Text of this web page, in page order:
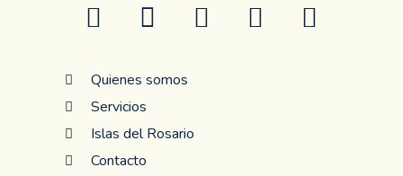
Quienes somos
Servicios
Islas del Rosario
Contacto